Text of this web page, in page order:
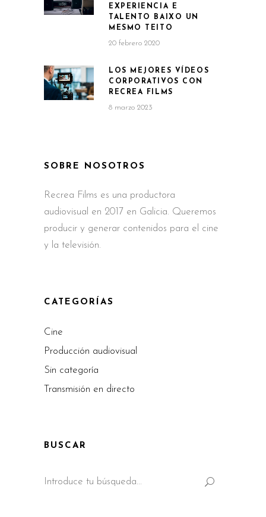
EXPERIENCIA E
TALENTO BAIXO UN
MESMO TEITO
20 febrero 2020
LOS MEJORES VÍDEOS
CORPORATIVOS CON
RECREA FILMS
8 marzo 2023
SOBRE NOSOTROS
Recrea Films es una productora
audiovisual en 2017 en Galicia. Queremos
producir y generar contenidos para el cine
y la televisión.
CATEGORÍAS
Cine
Producción audiovisual
Sin categoría
Transmisión en directo
BUSCAR
for: